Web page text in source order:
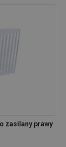
zasilany prawy